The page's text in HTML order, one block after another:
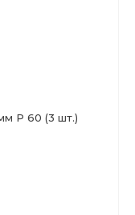
Р 60 (3 шт.)